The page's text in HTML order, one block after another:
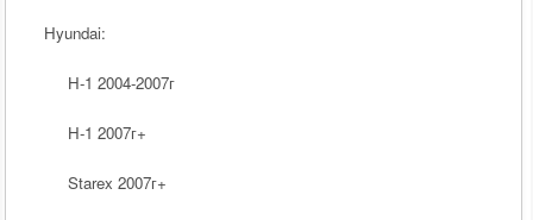
Hyundai:
H-1 2004-2007г
H-1 2007г+
Starex 2007г+